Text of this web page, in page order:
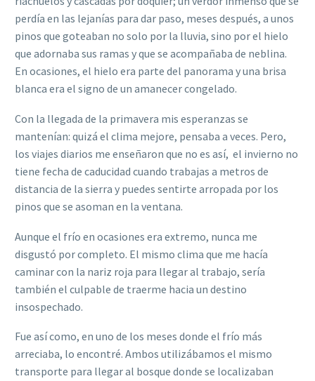
perdía en las lejanías para dar paso, meses después, a unos
pinos que goteaban no solo por la lluvia, sino por el hielo
que adornaba sus ramas y que se acompañaba de neblina.
En ocasiones, el hielo era parte del panorama y una brisa
blanca era el signo de un amanecer congelado.
Con la llegada de la primavera mis esperanzas se
mantenían: quizá el clima mejore, pensaba a veces. Pero,
los viajes diarios me enseñaron que no es así, el invierno no
tiene fecha de caducidad cuando trabajas a metros de
distancia de la sierra y puedes sentirte arropada por los
pinos que se asoman en la ventana.
Aunque el frío en ocasiones era extremo, nunca me
disgustó por completo. El mismo clima que me hacía
caminar con la nariz roja para llegar al trabajo, sería
también el culpable de traerme hacia un destino
insospechado.
Fue así como, en uno de los meses donde el frío más
arreciaba, lo encontré. Ambos utilizábamos el mismo
transporte para llegar al bosque donde se localizaban